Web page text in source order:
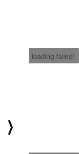
loading failed!
⟩